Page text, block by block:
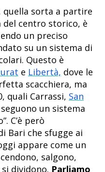
quella sorta a partire
del centro storico, è
un preciso
su un sistema di
Questo è
e Libertà, dove le
scacchiera, ma
quali Carrassi, San
un sistema
C’è però
Bari che sfugge ai
appare come un
salgono,
dividono. Parliamo